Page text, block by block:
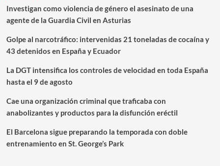
Investigan como violencia de género el asesinato de una
agente de la Guardia Civil en Asturias
Golpe al narcotráfico: intervenidas 21 toneladas de cocaína y
43 detenidos en España y Ecuador
La DGT intensifica los controles de velocidad en toda España
hasta el 9 de agosto
Cae una organización criminal que traficaba con
anabolizantes y productos para la disfunción eréctil
El Barcelona sigue preparando la temporada con doble
entrenamiento en St. George’s Park